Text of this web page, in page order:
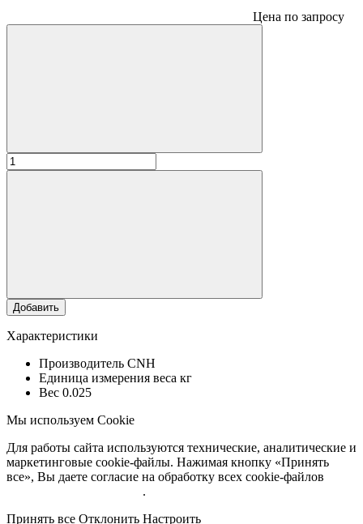
Цена по запросу
Добавить
Характеристики
Производитель CNH
Единица измерения веса кг
Вес 0.025
Мы используем Cookie
Для работы сайта используются технические, аналитические и
маркетинговые cookie-файлы. Нажимая кнопку «Принять
все», Вы даете согласие на обработку всех cookie-файлов
.
Принять все Отклонить Настроить